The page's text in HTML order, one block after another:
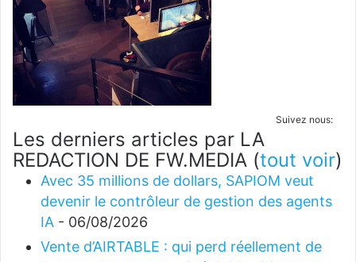
Suivez nous:
Les derniers articles par LA
REDACTION DE FW.MEDIA (tout voir)
Avec 35 millions de dollars, SAPIOM veut
devenir le contrôleur de gestion des agents
IA - 06/08/2026
Vente d’AIRTABLE : qui perd réellement de